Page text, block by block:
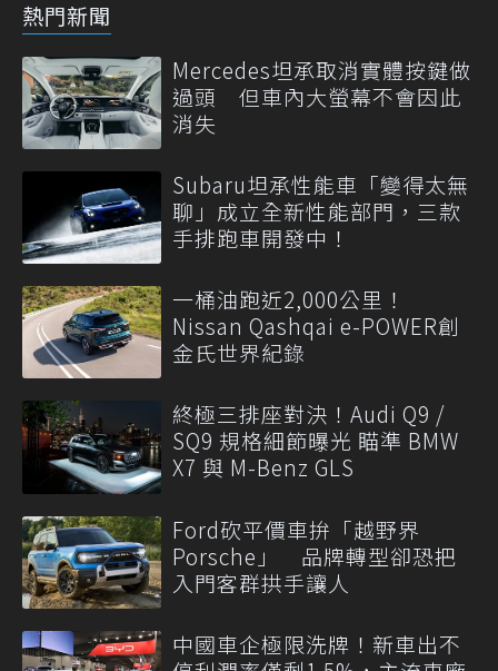
熱門新聞
Mercedes坦承取消實體按鍵做
過頭 但車內大螢幕不會因此
消失
Subaru坦承性能車「變得太無
聊」成立全新性能部門，三款
手排跑車開發中！
一桶油跑近2,000公里！
Nissan Qashqai e-POWER創
金氏世界紀錄
終極三排座對決！Audi Q9 /
SQ9 規格細節曝光 瞄準 BMW
X7 與 M-Benz GLS
Ford砍平價車拚「越野界
Porsche」 品牌轉型卻恐把
入門客群拱手讓人
中國車企極限洗牌！新車出不